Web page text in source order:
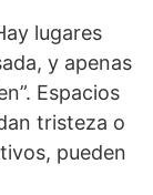
lugares
y apenas
Espacios
tristeza o
pueden